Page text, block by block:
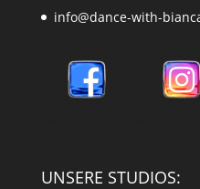
info@dance-with-
UNSERE STUDIOS: